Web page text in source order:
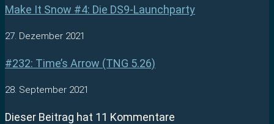
Make It Snow #4: Die DS9-Launchparty
27. Dezember 2021
#232: Time’s Arrow (TNG 5.26)
28. September 2021
Dieser Beitrag hat 11 Kommentare